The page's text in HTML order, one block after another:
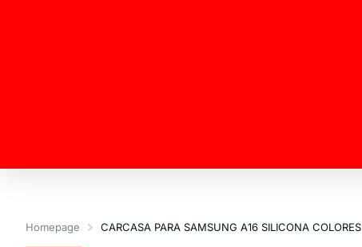
Homepage CARCASA PARA SAMSUNG A16 SILICONA COLORES